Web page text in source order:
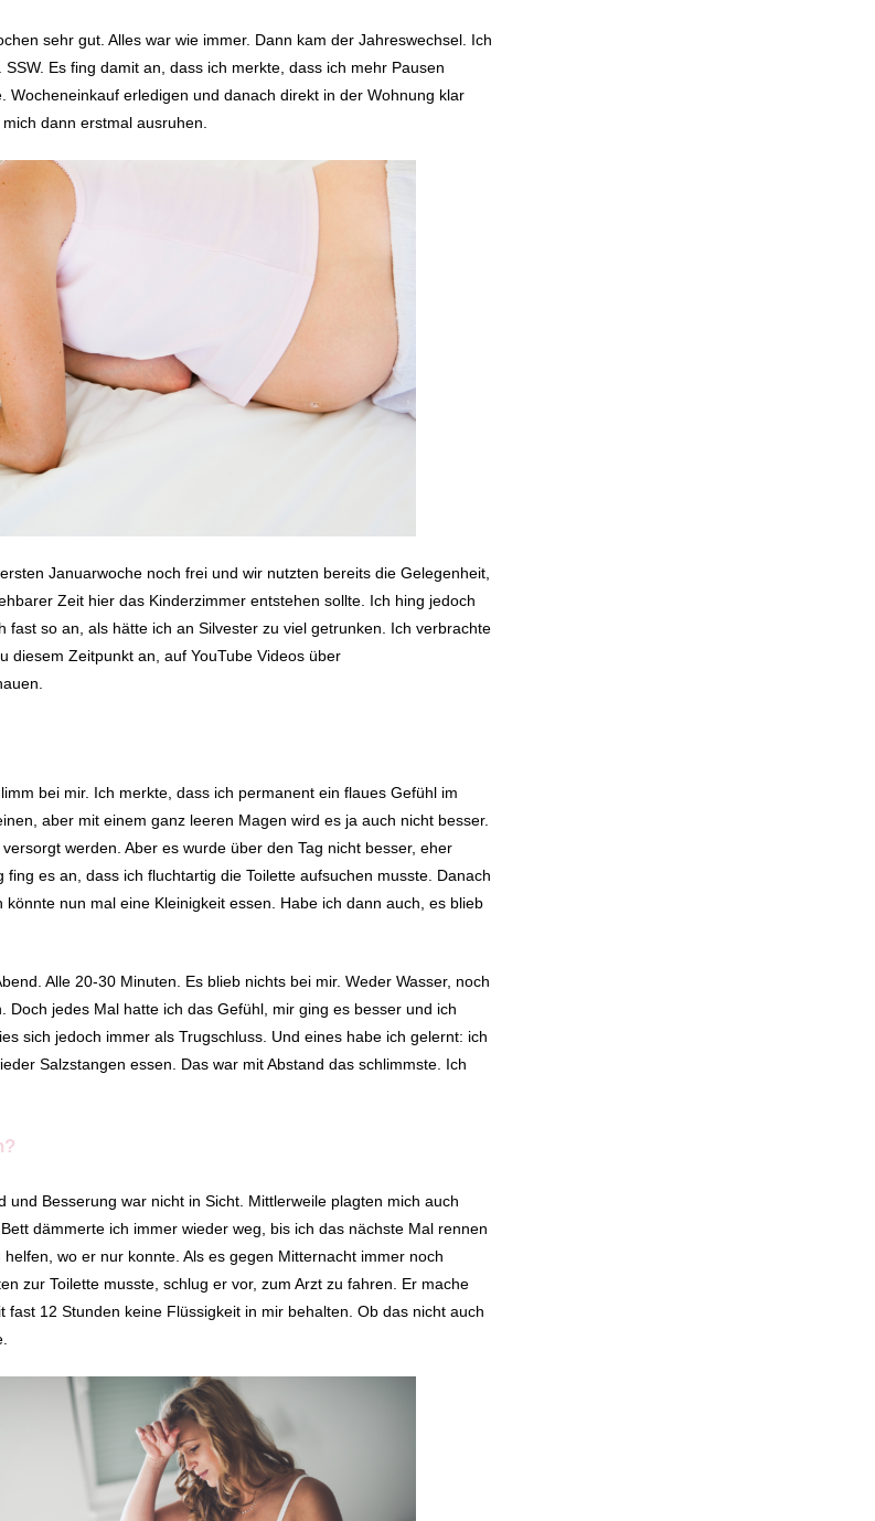
sehr gut. Alles war wie immer. Dann kam der Jahreswechsel. Ich
Es fing damit an, dass ich merkte, dass ich mehr Pausen
Wocheneinkauf erledigen und danach direkt in der Wohnung klar
dann erstmal ausruhen.
Januarwoche noch frei und wir nutzten bereits die Gelegenheit,
Zeit hier das Kinderzimmer entstehen sollte. Ich hing jedoch
fast so an, als hätte ich an Silvester zu viel getrunken. Ich verbrachte
diesem Zeitpunkt an, auf YouTube Videos über
bei mir. Ich merkte, dass ich permanent ein flaues Gefühl im
aber mit einem ganz leeren Magen wird es ja auch nicht besser.
werden. Aber es wurde über den Tag nicht besser, eher
fing es an, dass ich fluchtartig die Toilette aufsuchen musste. Danach
nun mal eine Kleinigkeit essen. Habe ich dann auch, es blieb
Alle 20-30 Minuten. Es blieb nichts bei mir. Weder Wasser, noch
Doch jedes Mal hatte ich das Gefühl, mir ging es besser und ich
sich jedoch immer als Trugschluss. Und eines habe ich gelernt: ich
Salzstangen essen. Das war mit Abstand das schlimmste. Ich
und Besserung war nicht in Sicht. Mittlerweile plagten mich auch
dämmerte ich immer wieder weg, bis ich das nächste Mal rennen
wo er nur konnte. Als es gegen Mitternacht immer noch
zur Toilette musste, schlug er vor, zum Arzt zu fahren. Er mache
fast 12 Stunden keine Flüssigkeit in mir behalten. Ob das nicht auch